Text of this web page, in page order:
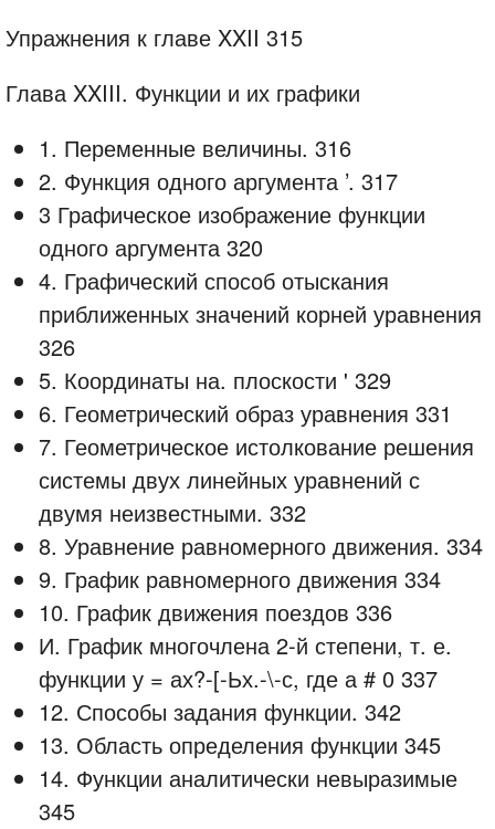
Упражнения к главе XXII 315
Глава XXIII. Функции и их графики
1. Переменные величины. 316
2. Функция одного аргумента ’. 317
3 Графическое изображение функции
одного аргумента 320
4. Графический способ отыскания
приближенных значений корней уравнения
326
5. Координаты на. плоскости ' 329
6. Геометрический образ уравнения 331
7. Геометрическое истолкование решения
системы двух линейных уравнений с
двумя неизвестными. 332
8. Уравнение равномерного движения. 334
9. График равномерного движения 334
10. График движения поездов 336
И. График многочлена 2-й степени, т. е.
функции у = ах?-[-Ьх.-\-с, где а # 0 337
12. Способы задания функции. 342
13. Область определения функции 345
14. Функции аналитически невыразимые
345